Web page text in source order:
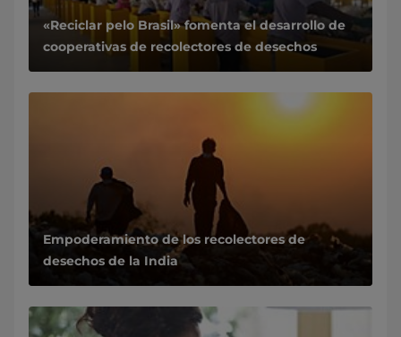
«Reciclar pelo Brasil» fomenta el desarrollo de
cooperativas de recolectores de desechos
Empoderamiento de los recolectores de
desechos de la India